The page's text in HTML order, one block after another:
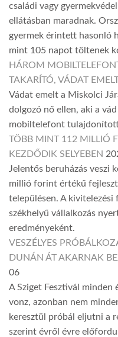
családi vagy
ellátásban maradnak.
gyermek érintett hasonló
mint 105 napot töltenek
HÁROM
TAKARÍTÓ, VÁDAT
Vádat emelt a Miskolci
dolgozó nő ellen, aki a
mobiltelefont
TÖBB MINT 112 MILLIÓ
KEZDŐDIK SELYEBEN
Jelentős beruházás veszi
millió forint értékű
településen. A kivitelezési
székhelyű vállalkozás
eredményeként.
VESZÉLYES
DUNÁN ÁT AKARNAK
06
A Sziget Fesztivál minden
vonz, azonban nem
keresztül próbál eljutni a
szerint évről évre